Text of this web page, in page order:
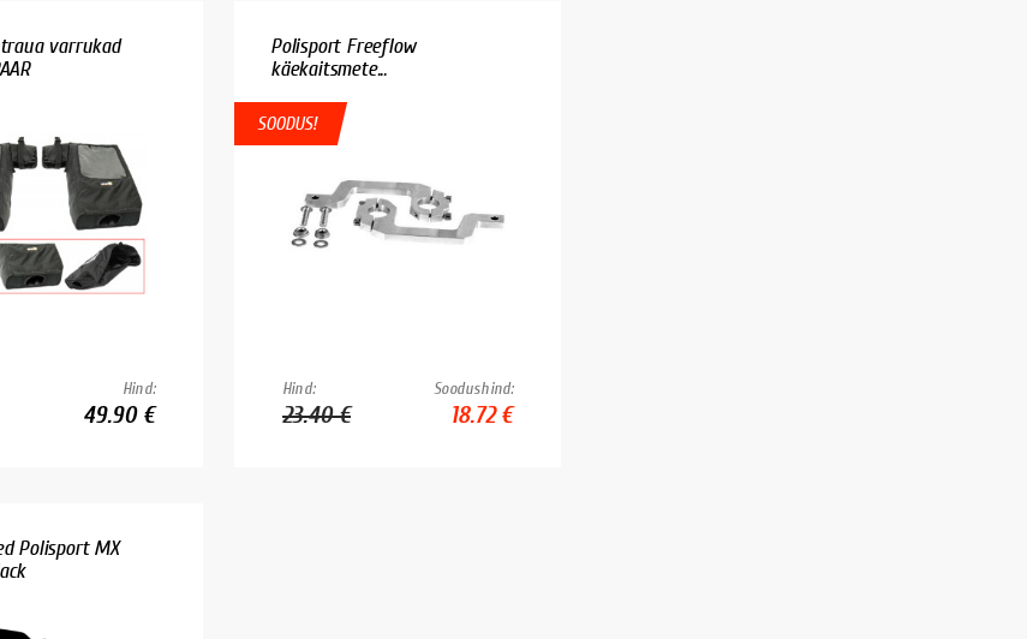
varrukad
Hind:
49.90 €
Polisport Freeflow
käekaitsmete...
SOODUS!
Hind:
23.40 €
Soodushind:
18.72 €
Polisport MX